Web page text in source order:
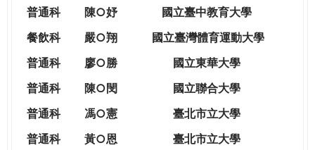
WAGOR
TODAY
WORLD
TOMORROW
普通科
陳○妤
國立臺中教育大學
餐飲科
嚴○翔 國立臺灣體育運動大學
普通科
廖○勝
國立東華大學
普通科
陳○閔
國立聯合大學
普通科
馮○憲
臺北市立大學
普通科
黃○恩
臺北市立大學